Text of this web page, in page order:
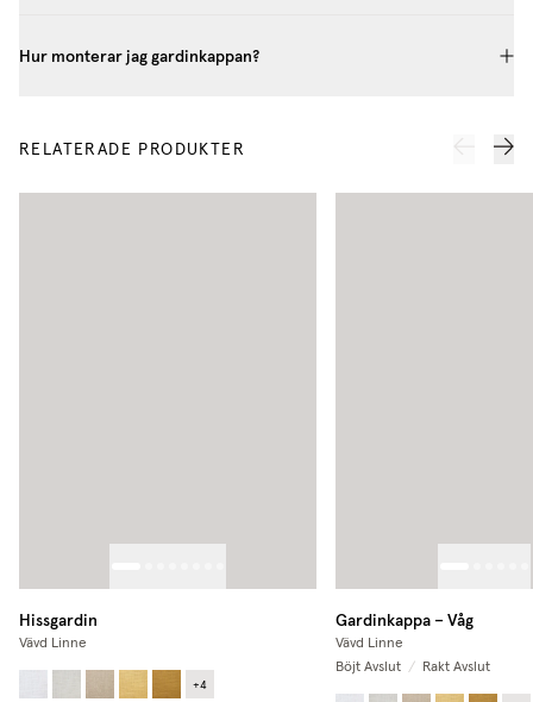
Hur monterar jag gardinkappan?
RELATERADE PRODUKTER
Hissgardin
Vävd Linne
+4
Gardinkappa – Våg
Vävd Linne
Böjt Avslut / Rakt Avslut